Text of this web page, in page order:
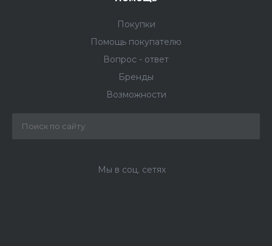
Покупки
Помощь покупателю
Вопрос - ответ
Бренды
Возможности
Мы в соц. сетях